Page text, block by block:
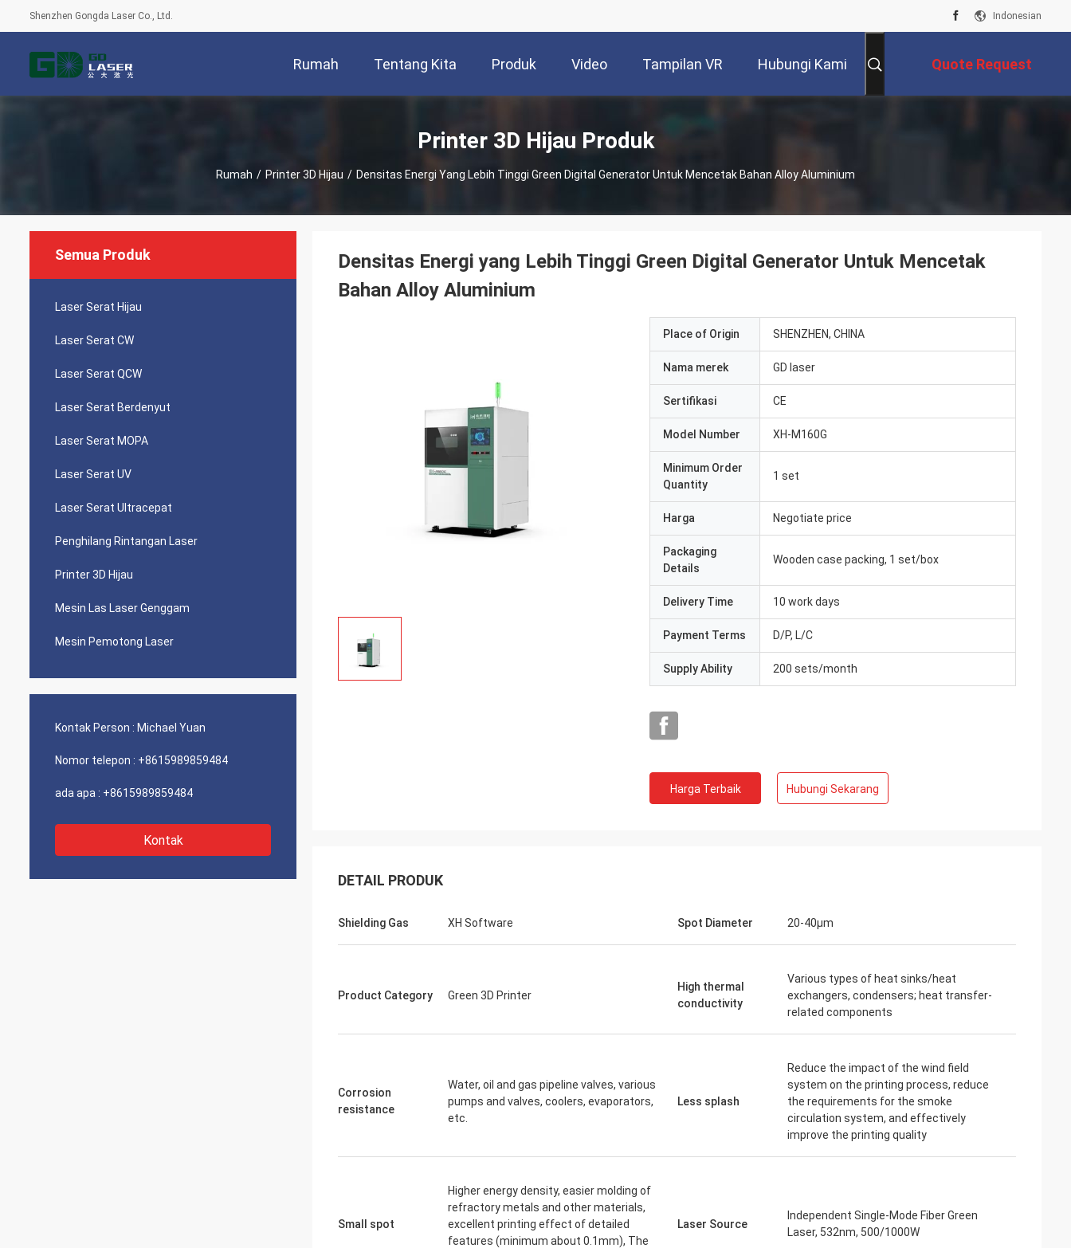
Shenzhen Gongda Laser Co., Ltd. Indonesian
Rumah Tentang Kita Produk Video Tampilan VR Hubungi Kami Quote Request
Printer 3D Hijau Produk
Rumah / Printer 3D Hijau / Densitas Energi Yang Lebih Tinggi Green Digital Generator Untuk Mencetak Bahan Alloy Aluminium
Semua Produk
Laser Serat Hijau
Laser Serat CW
Laser Serat QCW
Laser Serat Berdenyut
Laser Serat MOPA
Laser Serat UV
Laser Serat Ultracepat
Penghilang Rintangan Laser
Printer 3D Hijau
Mesin Las Laser Genggam
Mesin Pemotong Laser
Kontak Person : Michael Yuan
Nomor telepon : +8615989859484
ada apa : +8615989859484
Kontak
Densitas Energi yang Lebih Tinggi Green Digital Generator Untuk Mencetak
Bahan Alloy Aluminium
Place of Origin SHENZHEN, CHINA
Nama merek GD laser
Sertifikasi CE
Model Number XH-M160G
Minimum Order
Quantity
1 set
Harga Negotiate price
Packaging
Details
Wooden case packing, 1 set/box
Delivery Time 10 work days
Payment Terms D/P, L/C
Supply Ability 200 sets/month
Harga Terbaik Hubungi Sekarang
DETAIL PRODUK
Shielding Gas XH Software Spot Diameter 20-40μm
Product Category Green 3D Printer
High thermal
conductivity
Various types of heat sinks/heat
exchangers, condensers; heat transfer-
related components
Corrosion
resistance
Water, oil and gas pipeline valves, various
pumps and valves, coolers, evaporators,
etc.
Less splash
Reduce the impact of the wind field
system on the printing process, reduce
the requirements for the smoke
circulation system, and effectively
improve the printing quality
Small spot
Higher energy density, easier molding of
refractory metals and other materials,
excellent printing effect of detailed
features (minimum about 0.1mm), The
Laser Source
Independent Single-Mode Fiber Green
Laser, 532nm, 500/1000W